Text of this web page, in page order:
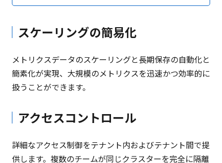
スケーリングの簡易化
メトリクスデータのスケーリングと長期保存の自動化と
簡素化が実現、大規模のメトリクスを迅速かつ効率的に
扱うことができます。
アクセスコントロール
詳細なアクセス制御をテナント内およびテナント間で提
供します。複数のチームが同じクラスターを完全に隔離